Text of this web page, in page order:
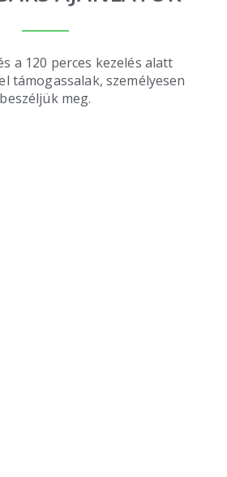
a 120 perces kezelés alatt
támogassalak, személyesen
beszéljük meg.